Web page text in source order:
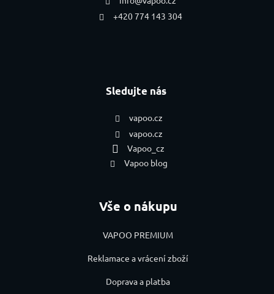
+420 774 143 304
Sledujte nás
vapoo.cz
vapoo.cz
Vapoo_cz
Vapoo blog
Vše o nákupu
VAPOO PREMIUM
Reklamace a vrácení zboží
Doprava a platba